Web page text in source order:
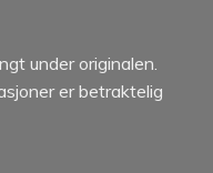
under originalen.
er betraktelig